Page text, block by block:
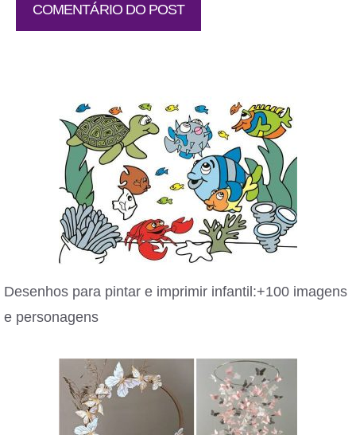
Desenhos para pintar e imprimir infantil:+100 imagens
e personagens